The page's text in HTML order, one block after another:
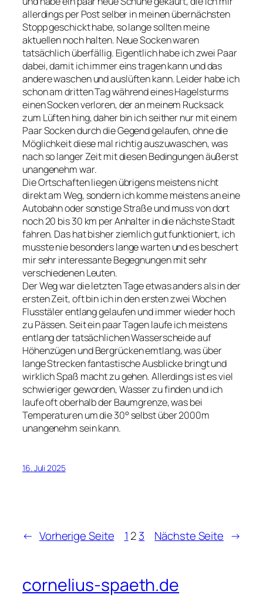
allerdings per Post selber in meinen übernächsten
Stopp geschickt habe, so lange sollten meine
aktuellen noch halten. Neue Socken waren
tatsächlich überfällig. Eigentlich habe ich zwei Paar
dabei, damit ich immer eins tragen kann und das
andere waschen und auslüften kann. Leider habe ich
schon am dritten Tag während eines Hagelsturms
einen Socken verloren, der an meinem Rucksack
zum Lüften hing, daher bin ich seither nur mit einem
Paar Socken durch die Gegend gelaufen, ohne die
Möglichkeit diese mal richtig auszuwaschen, was
nach so langer Zeit mit diesen Bedingungen äußerst
unangenehm war.
Die Ortschaften liegen übrigens meistens nicht
direkt am Weg, sondern ich komme meistens an eine
Autobahn oder sonstige Straße und muss von dort
noch 20 bis 30 km per Anhalter in die nächste Stadt
fahren. Das hat bisher ziemlich gut funktioniert, ich
musste nie besonders lange warten und es beschert
mir sehr interessante Begegnungen mit sehr
verschiedenen Leuten.
Der Weg war die letzten Tage etwas anders als in der
ersten Zeit, oft bin ich in den ersten zwei Wochen
Flusstäler entlang gelaufen und immer wieder hoch
zu Pässen. Seit ein paar Tagen laufe ich meistens
entlang der tatsächlichen Wasserscheide auf
Höhenzügen und Bergrücken emtlang, was über
lange Strecken fantastische Ausblicke bringt und
wirklich Spaß macht zu gehen. Allerdings ist es viel
schwieriger geworden, Wasser zu finden und ich
laufe oft oberhalb der Baumgrenze, was bei
Temperaturen um die 30° selbst über 2000m
unangenehm sein kann.
16. Juli 2025
← Vorherige Seite 1 23 Nächste Seite →
cornelius-spaeth.de